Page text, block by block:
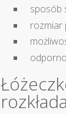
sposób
rozmiar